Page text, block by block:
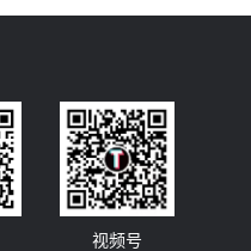
视频号